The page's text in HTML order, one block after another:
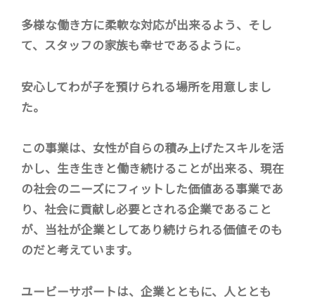
多様な働き方に柔軟な対応が出来るよう、そし
て、スタッフの家族も幸せであるように。
安心してわが子を預けられる場所を用意しまし
た。
この事業は、女性が自らの積み上げたスキルを活
かし、生き生きと働き続けることが出来る、現在
の社会のニーズにフィットした価値ある事業であ
り、社会に貢献し必要とされる企業であること
が、当社が企業としてあり続けられる価値そのも
のだと考えています。
ユービーサポートは、企業とともに、人ととも